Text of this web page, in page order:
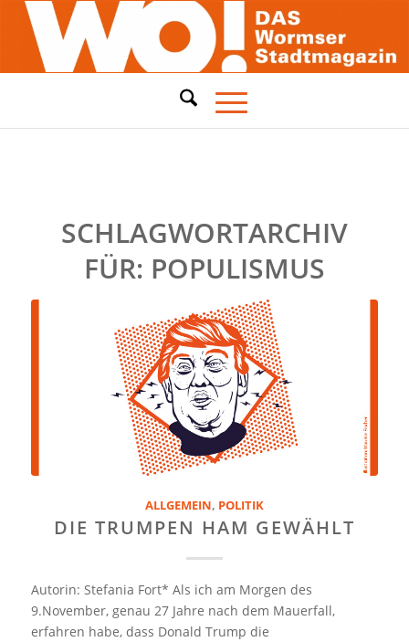
SCHLAGWORTARCHIV
FÜR: POPULISMUS
ALLGEMEIN, POLITIK
DIE TRUMPEN HAM GEWÄHLT
Autorin: Stefania Fort* Als ich am Morgen des
9.November, genau 27 Jahre nach dem Mauerfall,
erfahren habe, dass Donald Trump die